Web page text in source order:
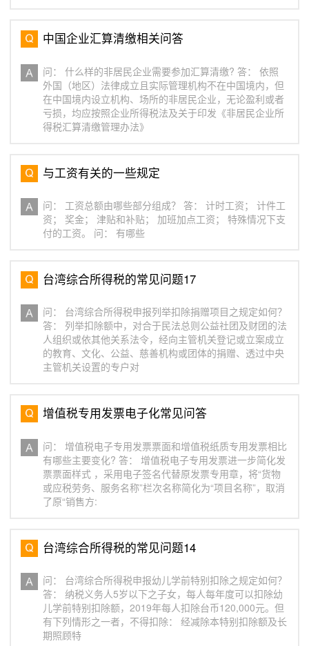
中国企业汇算清缴相关问答
问： 什么样的非居民企业需要参加汇算清缴? 答： 依照
外国（地区）法律成立且实际管理机构不在中国境内，但
在中国境内设立机构、场所的非居民企业，无论盈利或者
亏损，均应按照企业所得税法及关于印发《非居民企业所
得税汇算清缴管理办法》
与工资有关的一些规定
问： 工资总额由哪些部分组成？ 答： 计时工资； 计件工
资； 奖金； 津贴和补贴； 加班加点工资； 特殊情况下支
付的工资。 问： 有哪些
台湾综合所得税的常见问题17
问： 台湾综合所得税申报列举扣除捐赠项目之规定如何？
答： 列举扣除额中，对合于民法总则公益社团及财团的法
人组织或依其他关系法令，经向主管机关登记或立案成立
的教育、文化、公益、慈善机构或团体的捐赠、透过中央
主管机关设置的专户对
增值税专用发票电子化常见问答
问： 增值税电子专用发票票面和增值税纸质专用发票相比
有哪些主要变化? 答： 增值税电子专用发票进一步简化发
票票面样式 ，采用电子签名代替原发票专用章，将“货物
或应税劳务、服务名称”栏次名称简化为“项目名称”，取消
了原“销售方:
台湾综合所得税的常见问题14
问： 台湾综合所得税申报幼儿学前特别扣除之规定如何？
答： 纳税义务人5岁以下之子女，每人每年度可以扣除幼
儿学前特别扣除额，2019年每人扣除台币120,000元。但
有下列情形之一者，不得扣除： 经减除本特别扣除额及长
期照顾特